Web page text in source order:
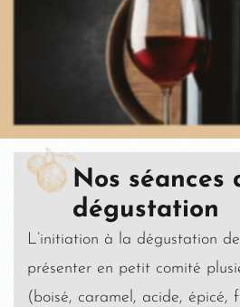
Nos séances
dégustation
L’initiation à la dégustation
présenter en petit comité
(boisé, caramel, acide, épicé,